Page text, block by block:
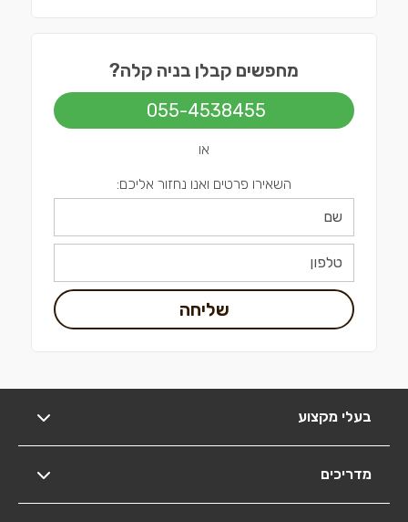
מחפשים קבלן בניה קלה?
055-4538455
או
השאירו פרטים ואנו נחזור אליכם:
שליחה
בעלי מקצוע
מדריכים